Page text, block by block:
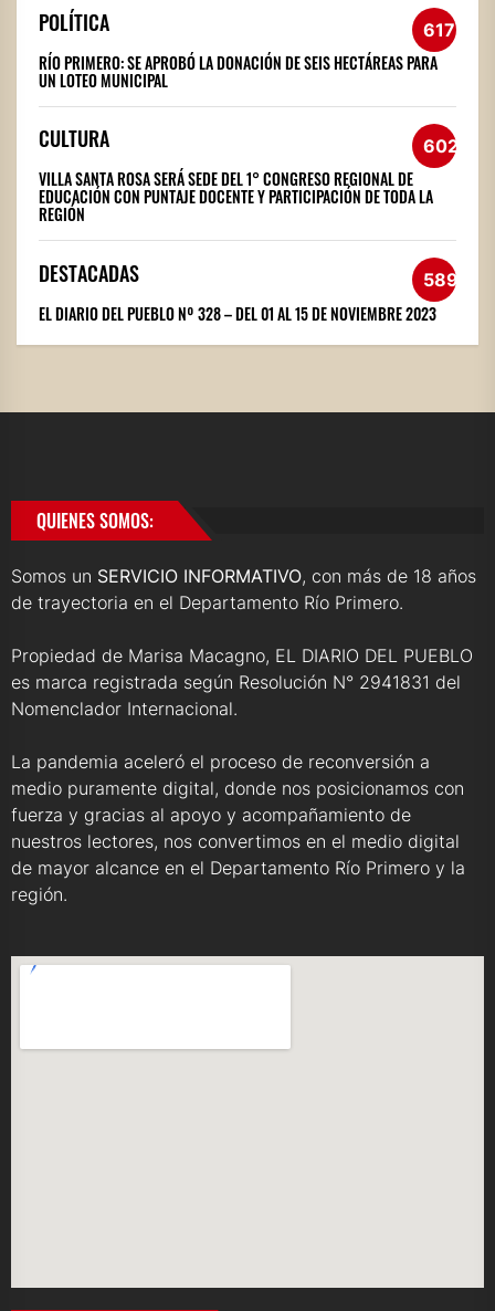
POLÍTICA 617
RÍO PRIMERO: SE APROBÓ LA DONACIÓN DE SEIS HECTÁREAS PARA
UN LOTEO MUNICIPAL
CULTURA 602
VILLA SANTA ROSA SERÁ SEDE DEL 1° CONGRESO REGIONAL DE
EDUCACIÓN CON PUNTAJE DOCENTE Y PARTICIPACIÓN DE TODA LA
REGIÓN
DESTACADAS 589
EL DIARIO DEL PUEBLO Nº 328 – DEL 01 AL 15 DE NOVIEMBRE 2023
QUIENES SOMOS:
Somos un SERVICIO INFORMATIVO, con más de 18 años
de trayectoria en el Departamento Río Primero.
Propiedad de Marisa Macagno, EL DIARIO DEL PUEBLO
es marca registrada según Resolución N° 2941831 del
Nomenclador Internacional.
La pandemia aceleró el proceso de reconversión a
medio puramente digital, donde nos posicionamos con
fuerza y gracias al apoyo y acompañamiento de
nuestros lectores, nos convertimos en el medio digital
de mayor alcance en el Departamento Río Primero y la
región.